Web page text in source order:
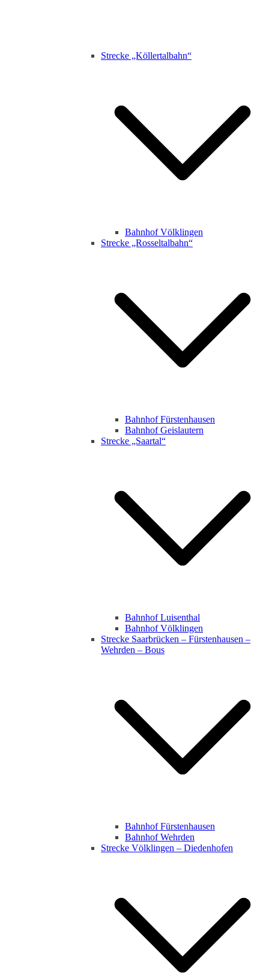
Strecke „Köllertalbahn“
Bahnhof Völklingen
Strecke „Rosseltalbahn“
Bahnhof Fürstenhausen
Bahnhof Geislautern
Strecke „Saartal“
Bahnhof Luisenthal
Bahnhof Völklingen
Strecke Saarbrücken – Fürstenhausen –
Wehrden – Bous
Bahnhof Fürstenhausen
Bahnhof Wehrden
Strecke Völklingen – Diedenhofen